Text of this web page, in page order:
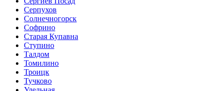
Серпухов
Солнечногорск
Софрино
Старая Купавна
Ступино
Талдом
Томилино
Троицк
Тучково